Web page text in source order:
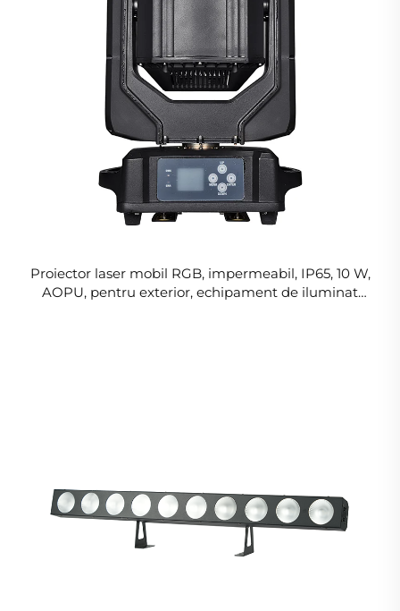
Proiector laser mobil RGB, impermeabil, IP65, 10 W,
AOPU, pentru exterior, echipament de iluminat